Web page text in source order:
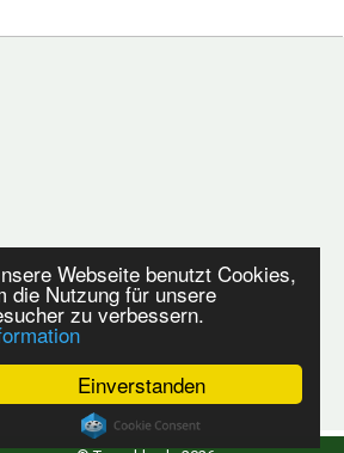
Einverstanden
nsere Webseite benutzt Cookies,
die Nutzung für unsere
zu verbessern.